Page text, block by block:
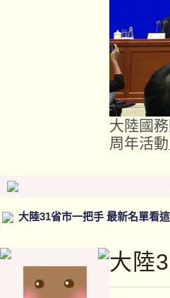
大陸國
周年活
大陸31省市一把手 最新名單看
大陸